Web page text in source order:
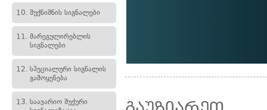
10. შუქნიშნის სიგნალები
11. მარეგულირებლის
სიგნალები
12. სპეციალური სიგნალის
გამოყენება
13. საავარიო შუქური